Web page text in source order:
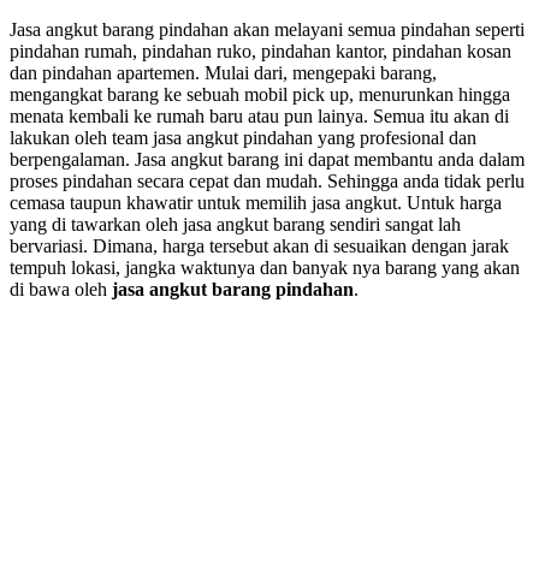
Jasa angkut barang pindahan akan melayani semua pindahan seperti
pindahan rumah, pindahan ruko, pindahan kantor, pindahan kosan
dan pindahan apartemen. Mulai dari, mengepaki barang,
mengangkat barang ke sebuah mobil pick up, menurunkan hingga
menata kembali ke rumah baru atau pun lainya. Semua itu akan di
lakukan oleh team jasa angkut pindahan yang profesional dan
berpengalaman. Jasa angkut barang ini dapat membantu anda dalam
proses pindahan secara cepat dan mudah. Sehingga anda tidak perlu
cemasa taupun khawatir untuk memilih jasa angkut. Untuk harga
yang di tawarkan oleh jasa angkut barang sendiri sangat lah
bervariasi. Dimana, harga tersebut akan di sesuaikan dengan jarak
tempuh lokasi, jangka waktunya dan banyak nya barang yang akan
di bawa oleh jasa angkut barang pindahan.